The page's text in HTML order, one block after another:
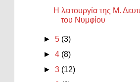
Η λειτουργία της Μ.
του Νυμφίου
►5 (3)
►4 (8)
►3 (12)